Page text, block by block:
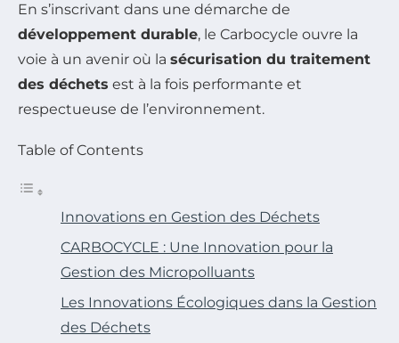
En s’inscrivant dans une démarche de
développement durable, le Carbocycle ouvre la
voie à un avenir où la sécurisation du traitement
des déchets est à la fois performante et
respectueuse de l’environnement.
Table of Contents
Innovations en Gestion des Déchets
CARBOCYCLE : Une Innovation pour la
Gestion des Micropolluants
Les Innovations Écologiques dans la Gestion
des Déchets